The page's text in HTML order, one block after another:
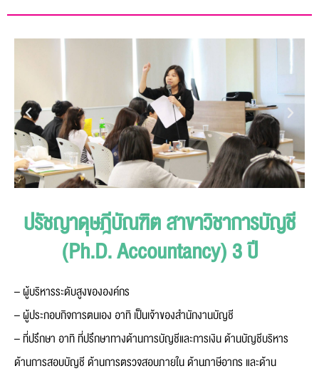
ปรัชญาดุษฎีบัณฑิต สาขาวิชาการบัญชี
(Ph.D. Accountancy) 3 ปี
– ผู้บริหารระดับสูงขององค์กร
– ผู้ประกอบกิจการตนเอง อาทิ เป็นเจ้าของสำนักงานบัญชี
– ที่ปรึกษา อาทิ ที่ปรึกษาทางด้านการบัญชีและการเงิน ด้านบัญชีบริหาร
ด้านการสอบบัญชี ด้านการตรวจสอบภายใน ด้านภาษีอากร และด้าน